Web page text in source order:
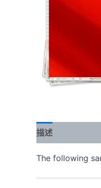
描述
The following